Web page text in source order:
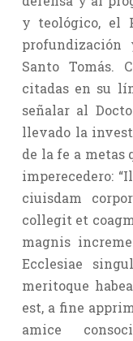
y teológico, el
profundización
Santo Tomás.
citadas en su
señalar al
llevado la
de la fe a metas
imperecedero:
ciuisdam
collegit et
magnis
Ecclesiae
meritoque
est, a fine
amice